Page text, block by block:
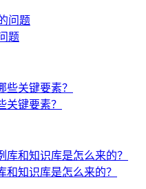
题
关键要素？
和知识库是怎么来的？